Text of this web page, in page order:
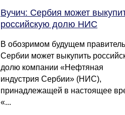
Вучич: Сербия может
российскую долю НИС
В обозримом будущем
Сербии может выкупить
долю компании «Нефтяная
индустрия Сербии» (НИС),
принадлежащей в настоящее
«...